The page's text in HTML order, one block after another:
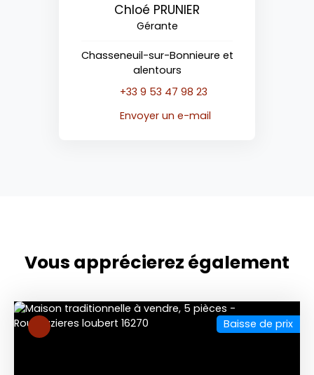
Chloé PRUNIER
Gérante
Chasseneuil-sur-Bonnieure et
alentours
+33 9 53 47 98 23
Envoyer un e-mail
Vous apprécierez également
Baisse de prix